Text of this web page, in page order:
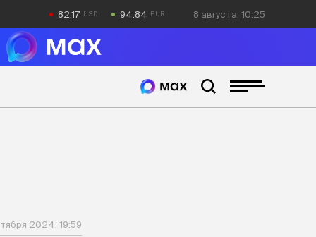
82.17 94.84 8 августа, 10:25
2024, 19:59